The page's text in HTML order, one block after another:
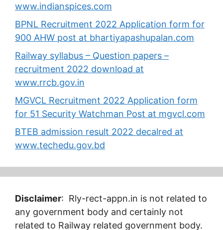
www.indianspices.com
BPNL Recruitment 2022 Application form for
900 AHW post at bhartiyapashupalan.com
Railway syllabus – Question papers –
recruitment 2022 download at
www.rrcb.gov.in
MGVCL Recruitment 2022 Application form
for 51 Security Watchman Post at mgvcl.com
BTEB admission result 2022 decalred at
www.techedu.gov.bd
Disclaimer: Rly-rect-appn.in is not related to
any government body and certainly not
related to Railway related government body.